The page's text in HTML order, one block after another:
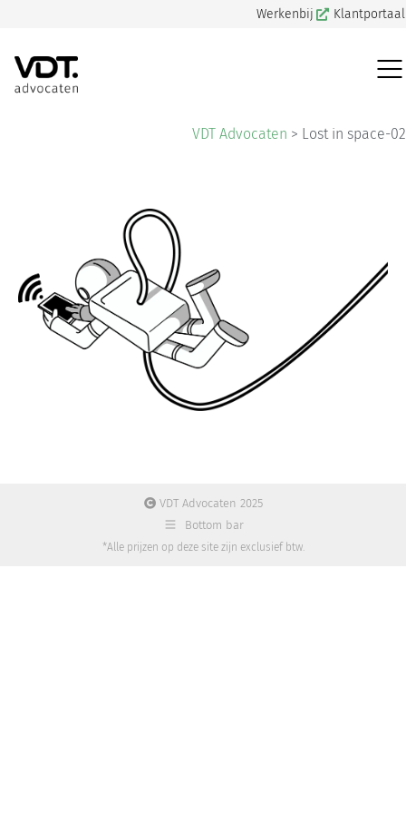
Werkenbij Klantportaal
VDT Advocaten > Lost in space-02
VDT Advocaten 2025
Bottom bar
*Alle prijzen op deze site zijn exclusief btw.